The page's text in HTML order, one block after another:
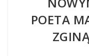
POETA